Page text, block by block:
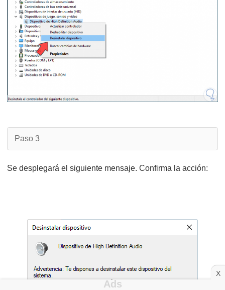
Paso 3
Se desplegará el siguiente mensaje. Confirma la acción:
X